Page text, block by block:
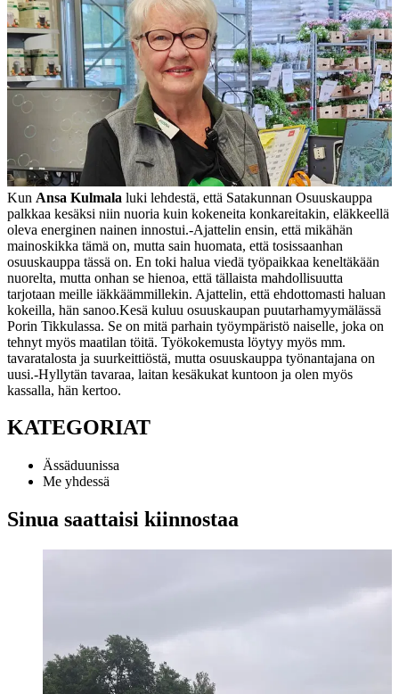
Kun Ansa Kulmala luki lehdestä, että Satakunnan Osuuskauppa
palkkaa kesäksi niin nuoria kuin kokeneita konkareitakin, eläkkeellä
oleva energinen nainen innostui.-Ajattelin ensin, että mikähän
mainoskikka tämä on, mutta sain huomata, että tosissaanhan
osuuskauppa tässä on. En toki halua viedä työpaikkaa keneltäkään
nuorelta, mutta onhan se hienoa, että tällaista mahdollisuutta
tarjotaan meille iäkkäämmillekin. Ajattelin, että ehdottomasti haluan
kokeilla, hän sanoo.Kesä kuluu osuuskaupan puutarhamyymälässä
Porin Tikkulassa. Se on mitä parhain työympäristö naiselle, joka on
tehnyt myös maatilan töitä. Työkokemusta löytyy myös mm.
tavaratalosta ja suurkeittiöstä, mutta osuuskauppa työnantajana on
uusi.-Hyllytän tavaraa, laitan kesäkukat kuntoon ja olen myös
kassalla, hän kertoo.
KATEGORIAT
Ässäduunissa
Me yhdessä
Sinua saattaisi kiinnostaa